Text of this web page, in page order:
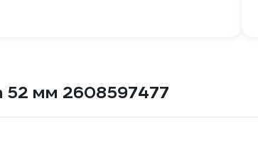
52 мм 2608597477